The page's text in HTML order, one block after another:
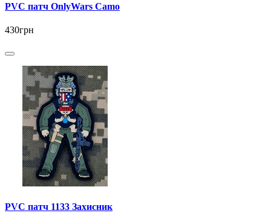
PVC патч OnlyWars Camo
430грн
PVC патч 1133 Захисник